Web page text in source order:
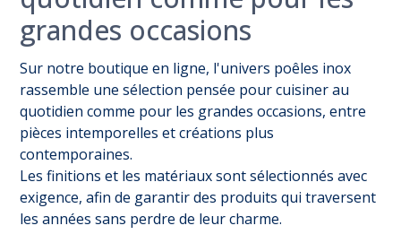
grandes occasions
Sur notre boutique en ligne, l'univers poêles inox
rassemble une sélection pensée pour cuisiner au
quotidien comme pour les grandes occasions, entre
pièces intemporelles et créations plus
contemporaines.
Les finitions et les matériaux sont sélectionnés avec
exigence, afin de garantir des produits qui traversent
les années sans perdre de leur charme.